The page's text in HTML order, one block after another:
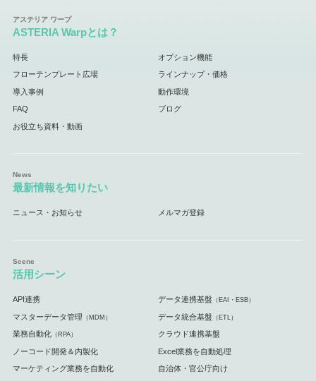
ASTERIA Warpとは？
特長 オプション機能
フローテンプレート広場 ラインナップ・価格
導入事例 動作環境
FAQ ブログ
お役立ち資料・動画
最新情報を知りたい
ニュース・お知らせ メルマガ登録
活用シーン
API連携 データ連携基盤 （EAI・ESB）
マスターデータ管理 （MDM） データ統合基盤 （ETL）
業務自動化（RPA） クラウド連携基盤
ノーコード開発＆内製化 Excel業務を自動処理
マーケティング業務を自動化 自治体・官公庁向け